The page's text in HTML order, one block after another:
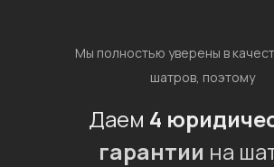
Мы полностью уверены в
шатров, поэтому
Даем 4
гарантии на